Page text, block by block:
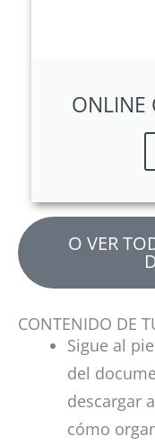
ONLINE
O VER
CONTENIDO DE
Sigue al
del
descargar
cómo